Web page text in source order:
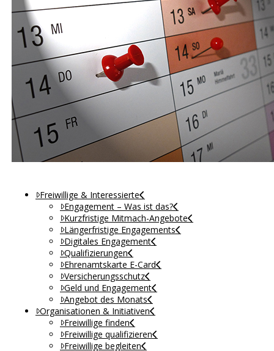
Freiwillige & Interessierte
Engagement – Was ist das?
Kurzfristige Mitmach-Angebote
Längerfristige Engagements
Digitales Engagement
Qualifizierungen
Ehrenamtskarte E-Card
Versicherungsschutz
Geld und Engagement
Angebot des Monats
Organisationen & Initiativen
Freiwillige finden
Freiwillige qualifizieren
Freiwillige begleiten